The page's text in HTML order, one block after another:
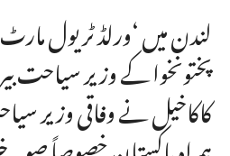
لندن میں ‘ورلڈ ٹریول
پختونخوا کے وزیر سیاحت
کاکاخیل نے وفاقی وزیر